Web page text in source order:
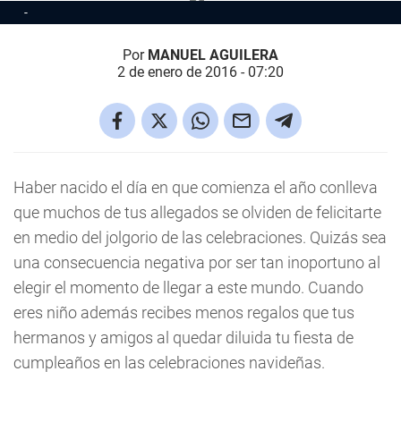
Por MANUEL AGUILERA
2 de enero de 2016 - 07:20
Haber nacido el día en que comienza el año conlleva
que muchos de tus allegados se olviden de felicitarte
en medio del jolgorio de las celebraciones. Quizás sea
una consecuencia negativa por ser tan inoportuno al
elegir el momento de llegar a este mundo. Cuando
eres niño además recibes menos regalos que tus
hermanos y amigos al quedar diluida tu fiesta de
cumpleaños en las celebraciones navideñas.